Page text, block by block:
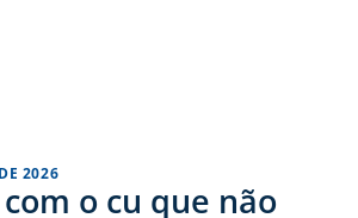
2026
o cu que não